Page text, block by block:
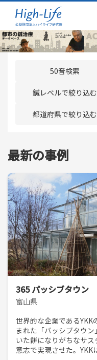
50音検索
鍼レベルで絞り込む
都道府県で絞り込む
最新の事例
365 パッシブタウン
富山県
世界的な企業であるYKK
まれた「パッシブタウ
いた餅になりがちなサ
意志で実現させた。YKK